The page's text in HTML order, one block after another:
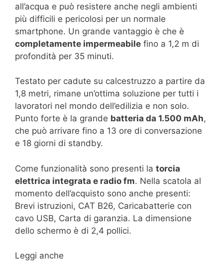
all’acqua e può resistere anche negli ambienti
più difficili e pericolosi per un normale
smartphone. Un grande vantaggio è che è
completamente impermeabile fino a 1,2 m di
profondità per 35 minuti.
Testato per cadute su calcestruzzo a partire da
1,8 metri, rimane un’ottima soluzione per tutti i
lavoratori nel mondo dell’edilizia e non solo.
Punto forte è la grande batteria da 1.500 mAh,
che può arrivare fino a 13 ore di conversazione
e 18 giorni di standby.
Come funzionalità sono presenti la torcia
elettrica integrata e radio fm. Nella scatola al
momento dell’acquisto sono anche presenti:
Brevi istruzioni, CAT B26, Caricabatterie con
cavo USB, Carta di garanzia. La dimensione
dello schermo è di 2,4 pollici.
Leggi anche